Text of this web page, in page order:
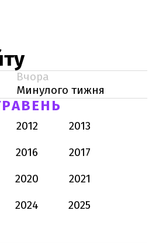
Вчора
Минулого тижня
2012
2013
2016
2017
2020
2021
2024
2025